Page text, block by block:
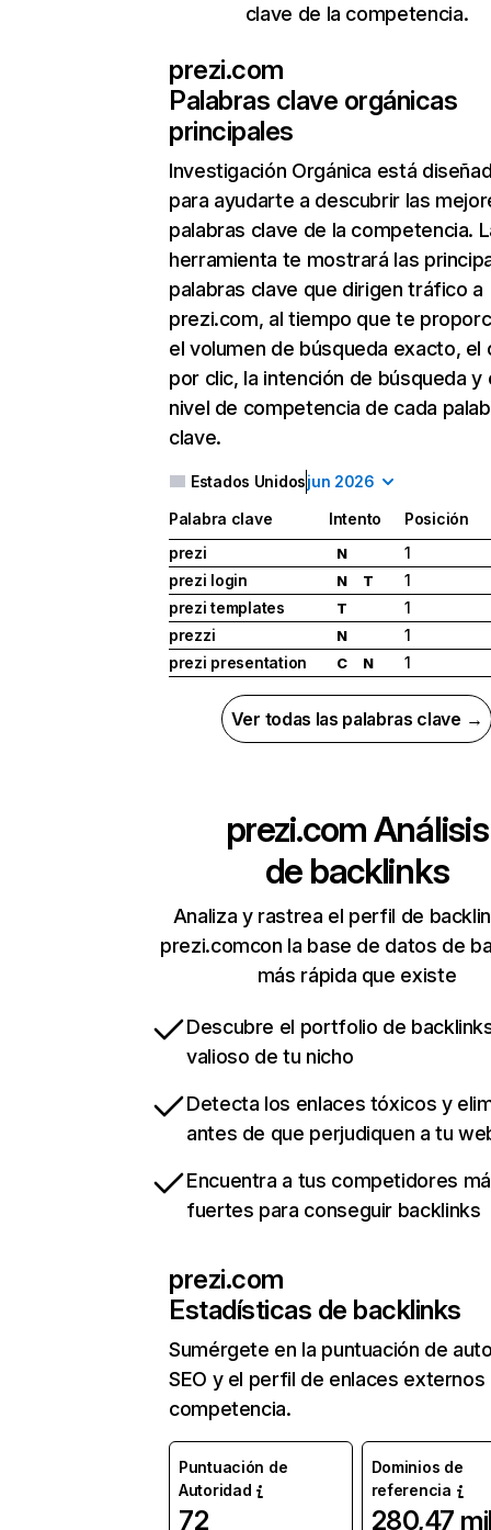
clave de la competencia.
prezi.com
Palabras clave orgánicas
principales
Investigación Orgánica está
para ayudarte a descubrir las
palabras clave de la competencia.
herramienta te mostrará las
palabras clave que dirigen tráfico a
prezi.com, al tiempo que te
el volumen de búsqueda exacto, el
por clic, la intención de búsqueda y
nivel de competencia de cada
clave.
Estados Unidosjun 2026
Palabra clave Intento
Posición
prezi
N
1
prezi login
N T
1
prezi templates
T
1
prezzi
N
1
prezi presentation
C N 1
Ver todas las palabras clave →
prezi.comAnálisis
de backlinks
Analiza y rastrea el perfil de
prezi.comcon la base de datos de
más rápida que existe
Descubre el portfolio de
valioso de tu nicho
Detecta los enlaces tóxicos y
antes de que perjudiquen a tu
Encuentra a tus competidores
fuertes para conseguir backlinks
prezi.com
Estadísticas de backlinks
Sumérgete en la puntuación de
SEO y el perfil de enlaces externos
competencia.
Puntuación de
Autoridad
72
Dominios de
referencia
280,47